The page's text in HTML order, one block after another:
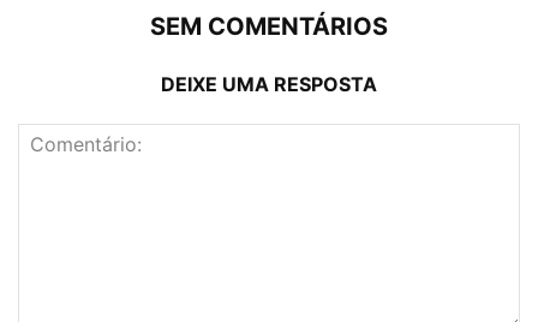
SEM COMENTÁRIOS
DEIXE UMA RESPOSTA